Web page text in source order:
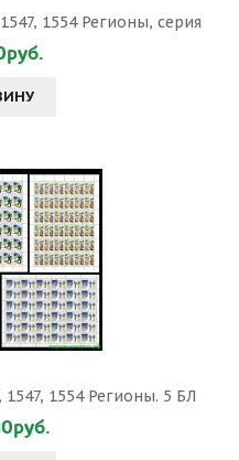
1554 Регионы, серия
1554 Регионы. 5 БЛ